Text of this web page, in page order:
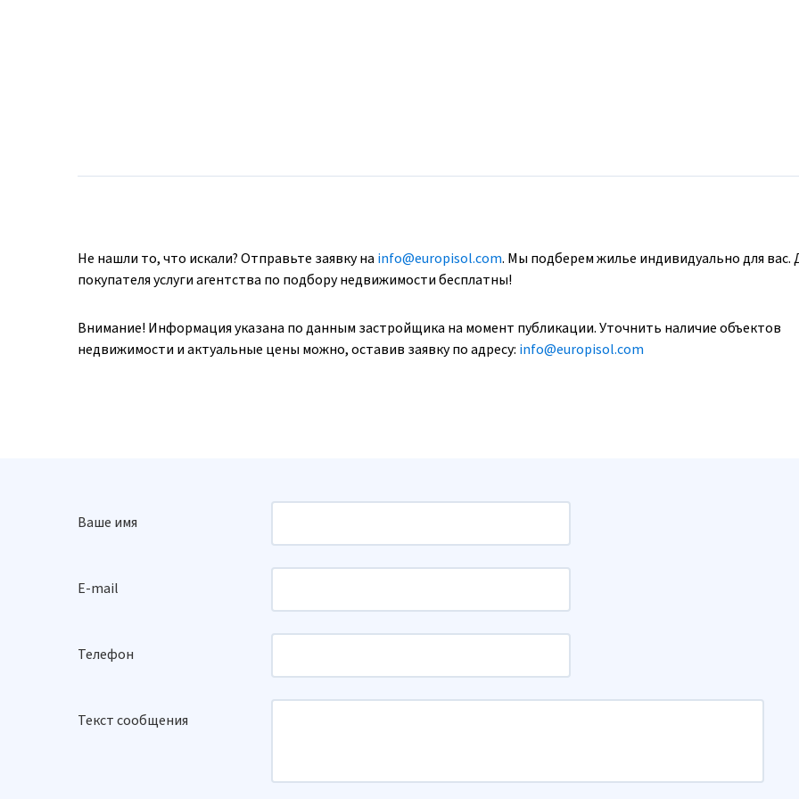
Не нашли то, что искали? Отправьте заявку наinfo@europisol.com. Мы подберем жилье индивидуально для вас.
покупателя услуги агентства по подбору недвижимости бесплатны!
Внимание! Информация указана по данным застройщика на момент публикации. Уточнить наличие объектов
недвижимости и актуальные цены можно, оставив заявку по адресу: info@europisol.com
Ваше имя
E-mail
Телефон
Текст сообщения